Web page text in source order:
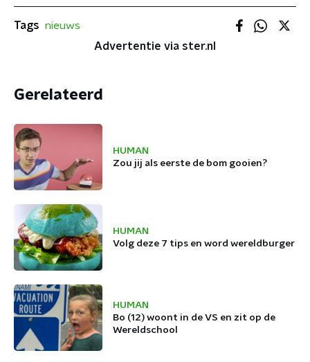
Tags nieuws
Advertentie via ster.nl
Gerelateerd
HUMAN
Zou jij als eerste de bom gooien?
HUMAN
Volg deze 7 tips en word wereldburger
HUMAN
Bo (12) woont in de VS en zit op de
Wereldschool